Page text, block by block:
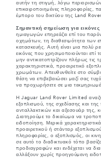
αυτήν τη στιγμή, λόγω
επικαιροποιημένες πληροφορίες,
έμπορο του δικτύου της Land
Σημαντική σημείωση για
ημιαγωγών επηρεάζει επί του
οχημάτων, τη διαθεσιμότητα των
κατασκευής. Αυτή είναι μια πολύ
εικόνες που χρησιμοποιούνται επί
μην αντικατοπτρίζουν πλήρως τις
χαρακτηριστικά, προαιρετικό
χρωμάτων. Απευθυνθείτε στο
θέση να επιβεβαιώσει μαζί σας
να προχωρήσετε σε μια
Η Jaguar Land Rover Limited
εξοπλισμού, της σχεδίασης και
ανταλλακτικών και αξεσουάρ της,
Διατηρούμε το δικαίωμα να
ειδοποίηση. Μερικά
προαιρετικού ή στάνταρ
πληροφορίες, ο εξοπλισμός, οι
σε αυτό το διαδικτυακό τόπο
προδιαγραφών και ενδέχεται να
αλλάξουν χωρίς προηγούμενη